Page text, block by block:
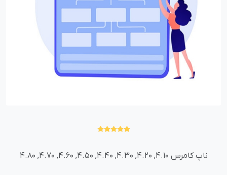
ناپ کامرس 4.10, 4.20, 4.30, 4.40, 4.50, 4.60, 4.70, 4.80